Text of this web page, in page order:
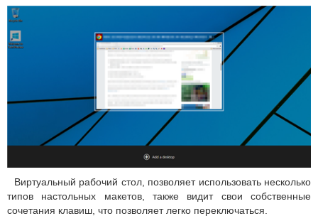
Виртуальный рабочий стол, позволяет использовать несколько
типов настольных макетов, также видит свои собственные
сочетания клавиш, что позволяет легко переключаться.